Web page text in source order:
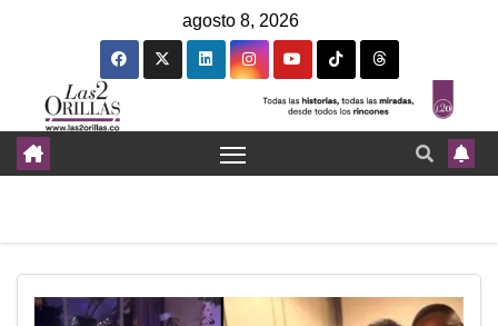
agosto 8, 2026